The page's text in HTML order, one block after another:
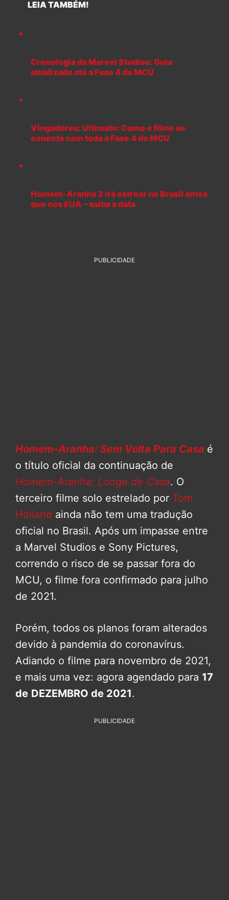
LEIA TAMBÉM!
Cronologia da Marvel Studios: Guia
atualizado até a Fase 4 do MCU
Vingadores: Ultimato: Como o filme se
conecta com toda a Fase 4 do MCU
Homem-Aranha 3 irá estrear no Brasil antes
que nos EUA – saiba a data
PUBLICIDADE
Homem-Aranha: Sem Volta Para Casa é
o título oficial da continuação de
Homem-Aranha: Longe de Casa. O
terceiro filme solo estrelado por Tom
Holland ainda não tem uma tradução
oficial no Brasil. Após um impasse entre
a Marvel Studios e Sony Pictures,
correndo o risco de se passar fora do
MCU, o filme fora confirmado para julho
de 2021.
Porém, todos os planos foram alterados
devido à pandemia do coronavírus.
Adiando o filme para novembro de 2021,
e mais uma vez: agora agendado para 17
de DEZEMBRO de 2021.
PUBLICIDADE